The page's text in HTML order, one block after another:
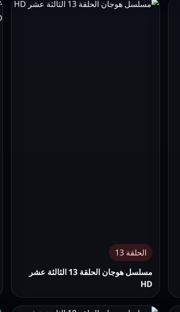
الحلقة 13
مسلسل هوجان الحلقة 13 الثالثة عشر
HD